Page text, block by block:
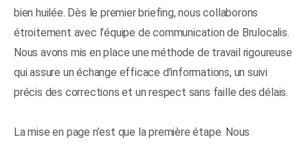
bien huilée. Dès le premier briefing, nous collaborons
étroitement avec l’équipe de communication de Brulocalis.
Nous avons mis en place une méthode de travail rigoureuse
qui assure un échange efficace d’informations, un suivi
précis des corrections et un respect sans faille des délais.
La mise en page n’est que la première étape. Nous